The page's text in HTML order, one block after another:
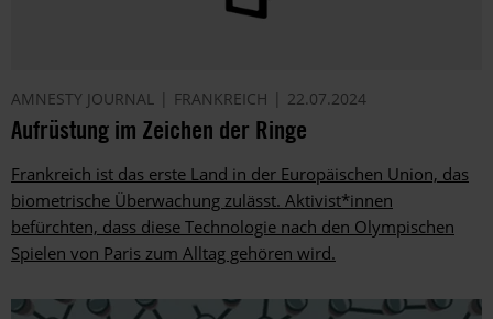
AMNESTY JOURNAL FRANKREICH 22.07.2024
Aufrüstung im Zeichen der Ringe
Frankreich ist das erste Land in der Europäischen Union, das
biometrische Überwachung zulässt. Aktivist*innen
befürchten, dass diese Technologie nach den Olympischen
Spielen von Paris zum Alltag gehören wird.